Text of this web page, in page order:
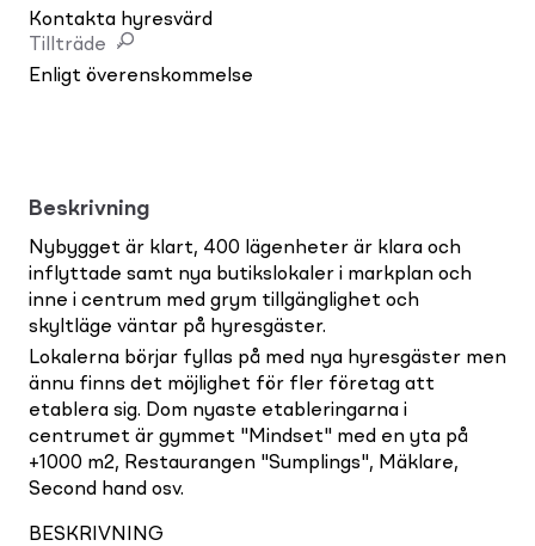
Kontakta hyresvärd
Tillträde
Enligt överenskommelse
Beskrivning
Nybygget är klart, 400 lägenheter är klara och
inflyttade samt nya butikslokaler i markplan och
inne i centrum med grym tillgänglighet och
skyltläge väntar på hyresgäster.
Lokalerna börjar fyllas på med nya hyresgäster men
ännu finns det möjlighet för fler företag att
etablera sig. Dom nyaste etableringarna i
centrumet är gymmet "Mindset" med en yta på
+1000 m2, Restaurangen "Sumplings", Mäklare,
Second hand osv.
BESKRIVNING